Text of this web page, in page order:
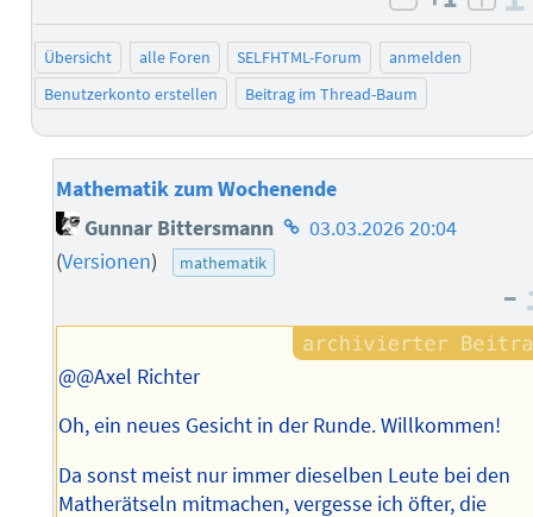
negativ
Übersicht alle Foren SELFHTML-Forum
anmelden
Benutzerkonto erstellen
Beitrag im Thread-Baum
Mathematik zum Wochenende
Gunnar Bittersmann Homepage
03.03.2026 20:04
(Versionen) mathematik
–
@@Axel Richter
Oh, ein neues Gesicht in der Runde. Willkommen!
Da sonst meist nur immer dieselben Leute bei den
Matherätseln mitmachen, vergesse ich öfter, die